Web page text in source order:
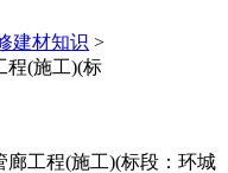
建材知识 >
程(施工)(标
工程(施工)(标段：环城